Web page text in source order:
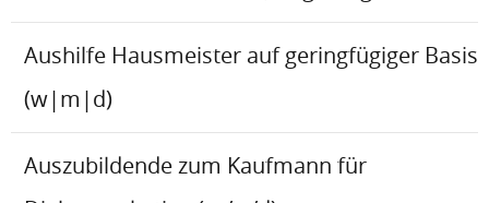
Aushilfe Hausmeister auf geringfügiger Basis
(w|m|d)
Auszubildende zum Kaufmann für